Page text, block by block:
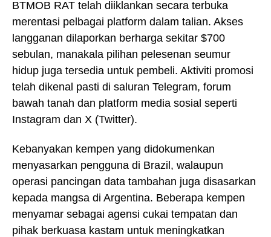
BTMOB RAT telah diiklankan secara terbuka
merentasi pelbagai platform dalam talian. Akses
langganan dilaporkan berharga sekitar $700
sebulan, manakala pilihan pelesenan seumur
hidup juga tersedia untuk pembeli. Aktiviti promosi
telah dikenal pasti di saluran Telegram, forum
bawah tanah dan platform media sosial seperti
Instagram dan X (Twitter).
Kebanyakan kempen yang didokumenkan
menyasarkan pengguna di Brazil, walaupun
operasi pancingan data tambahan juga disasarkan
kepada mangsa di Argentina. Beberapa kempen
menyamar sebagai agensi cukai tempatan dan
pihak berkuasa kastam untuk meningkatkan